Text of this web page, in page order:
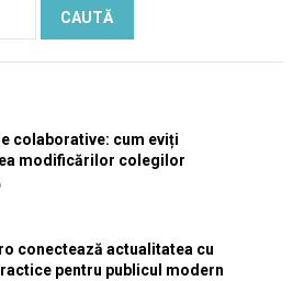
colaborative: cum eviți
modificărilor colegilor
conectează actualitatea cu
pentru publicul modern